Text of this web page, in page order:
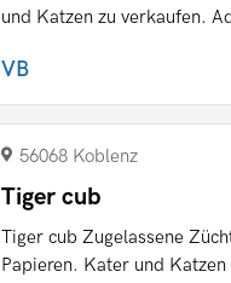
und Katzen zu verkaufen.
VB
56068 Koblenz
Tiger cub
Tiger cub Zugelassene
Papieren. Kater und